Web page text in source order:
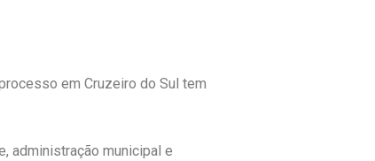
em Cruzeiro do Sul tem
administração municipal e